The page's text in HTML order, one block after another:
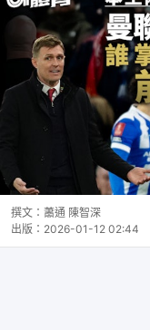
撰文： 蕭通 陳智深
出版： 2026-01-12 02:44